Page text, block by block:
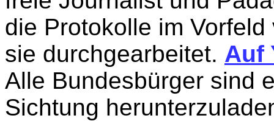
die Protokolle im
sie durchgearbeitet. Auf
Alle Bundesbürger sind
Sichtung